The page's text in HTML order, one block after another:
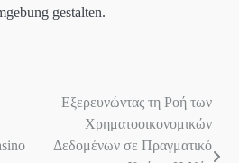
gestalten.
Εξερευνώντας τη Ροή των
Χρηματοοικονομικών
Δεδομένων σε Πραγματικό